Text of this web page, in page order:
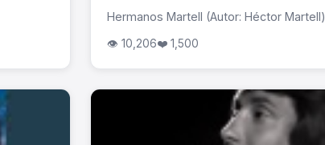
Hermanos Martell (Autor: Héctor Martell)
👁 10,206❤️ 1,500